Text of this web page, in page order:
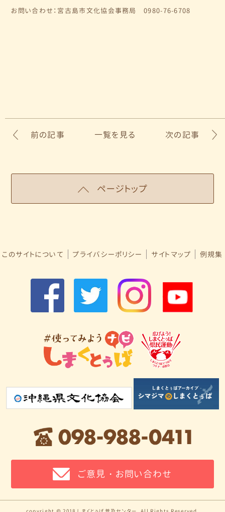
お問い合わせ：宮古島市文化協会事務局 0980-76-6708
前の記事 一覧を見る 次の記事
ページトップ
このサイトについて プライバシーポリシー サイトマップ 例規集
ご意見・お問い合わせ